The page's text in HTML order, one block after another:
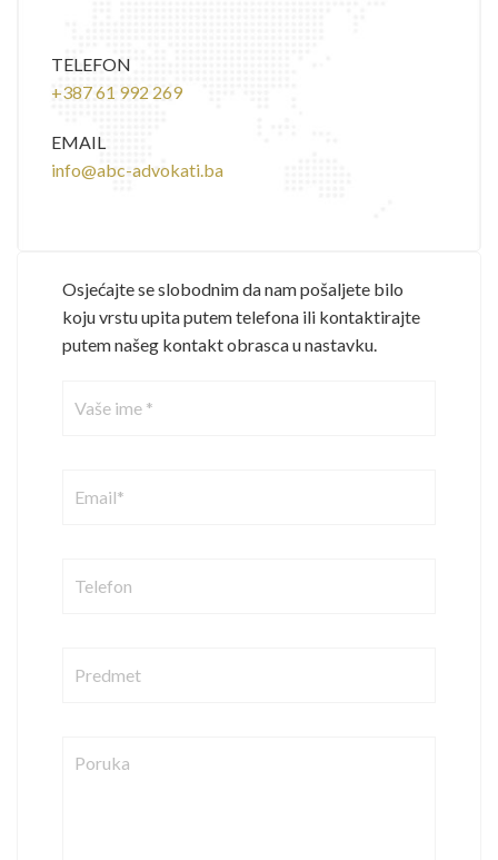
TELEFON
+387 61 992 269
EMAIL
info@abc-advokati.ba
Osjećajte se slobodnim da nam pošaljete bilo
koju vrstu upita putem telefona ili kontaktirajte
putem našeg kontakt obrasca u nastavku.